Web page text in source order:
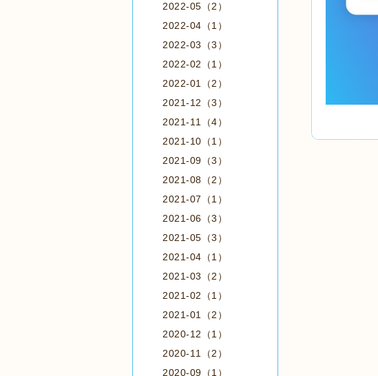
2022-05（2）
2022-04（1）
2022-03（3）
2022-02（1）
2022-01（2）
2021-12（3）
2021-11（4）
2021-10（1）
2021-09（3）
2021-08（2）
2021-07（1）
2021-06（3）
2021-05（3）
2021-04（1）
2021-03（2）
2021-02（1）
2021-01（2）
2020-12（1）
2020-11（2）
2020-09（1）